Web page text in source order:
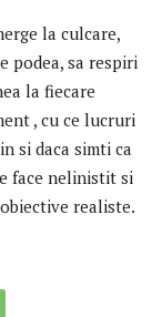
la culcare,
podea, sa respiri
la fiecare
, cu ce lucruri
si daca simti ca
face nelinistit si
realiste.